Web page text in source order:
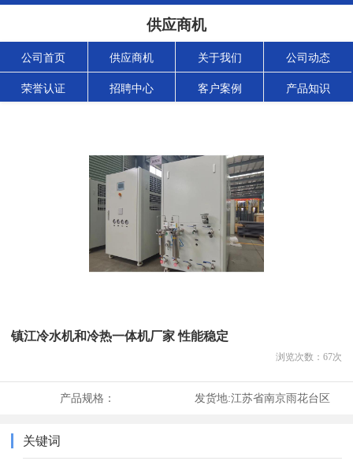
供应商机
公司首页 供应商机 关于我们 公司动态
荣誉认证 招聘中心 客户案例 产品知识
镇江冷水机和冷热一体机厂家 性能稳定
浏览次数： 67次
产品规格： 发货地:江苏省南京雨花台区
关键词